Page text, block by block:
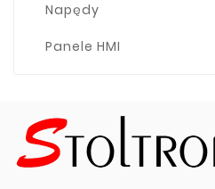
Napędy
Panele HMI